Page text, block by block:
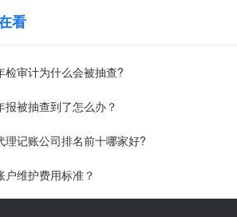
看
检审计为什么会被抽查?
报被抽查到了怎么办？
理记账公司排名前十哪家好?
户维护费用标准？